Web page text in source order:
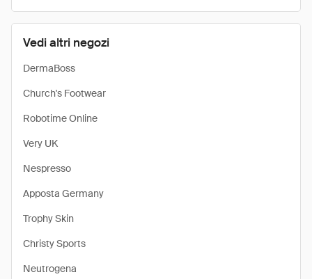
Vedi altri negozi
DermaBoss
Church's Footwear
Robotime Online
Very UK
Nespresso
Apposta Germany
Trophy Skin
Christy Sports
Neutrogena